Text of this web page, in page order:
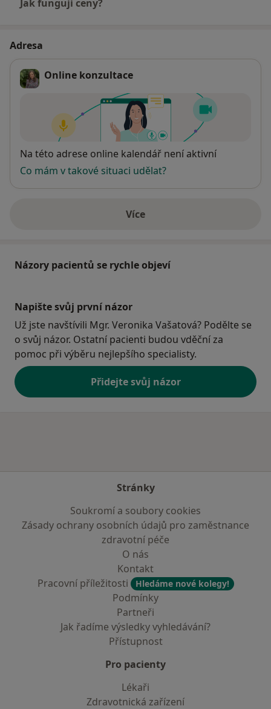
Jak fungují ceny?
Adresa
Online konzultace
Dostupnost
Na této adrese online kalendář není aktivní
Co mám v takové situaci udělat?
Víceo adrese
Názory pacientů se rychle objeví
Napište svůj první názor
Už jste navštívili Mgr. Veronika Vašatová? Podělte se
o svůj názor. Ostatní pacienti budou vděční za
pomoc při výběru nejlepšího specialisty.
Přidejte svůj názor
Stránky
Soukromí a soubory cookies
Zásady ochrany osobních údajů pro zaměstnance
zdravotní péče
O nás
Kontakt
Pracovní příležitosti
Hledáme nové kolegy!
Podmínky
Partneři
Jak řadíme výsledky vyhledávání?
Přístupnost
Pro pacienty
Lékaři
Zdravotnická zařízení